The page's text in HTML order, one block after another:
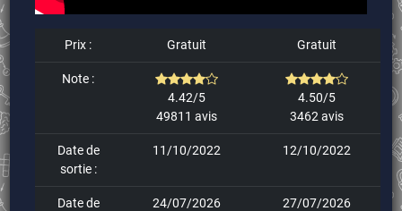
Prix : Gratuit Gratuit
Note :
4.42/5
49811 avis
4.50/5
3462 avis
Date de
sortie :
11/10/2022 12/10/2022
Date de
24/07/2026 27/07/2026